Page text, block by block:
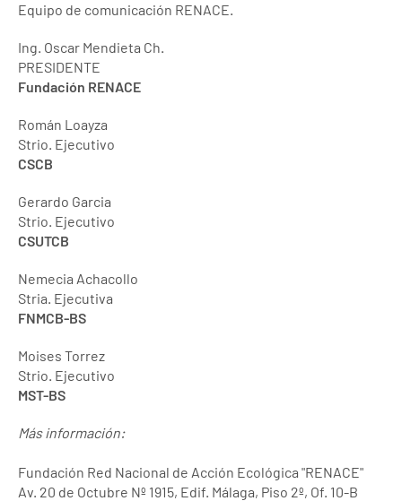
Equipo de comunicación RENACE.
Ing. Oscar Mendieta Ch.
PRESIDENTE
Fundación RENACE
Román Loayza
Strio. Ejecutivo
CSCB
Gerardo Garcia
Strio. Ejecutivo
CSUTCB
Nemecia Achacollo
Stria. Ejecutiva
FNMCB-BS
Moises Torrez
Strio. Ejecutivo
MST-BS
Más información:
Fundación Red Nacional de Acción Ecológica "RENACE"
Av. 20 de Octubre Nº 1915, Edif. Málaga, Piso 2º, Of. 10-B